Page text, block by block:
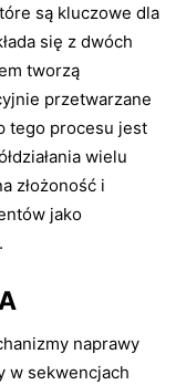
są kluczowe dla
się z dwóch
tworzą
przetwarzane
tego procesu jest
wielu
złożoność i
jako
naprawy
w sekwencjach